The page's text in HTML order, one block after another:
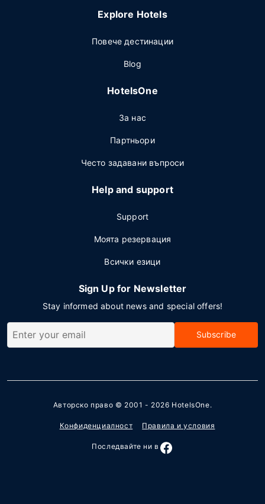
Explore Hotels
Повече дестинации
Blog
HotelsOne
За нас
Партньори
Често задавани въпроси
Help and support
Support
Моята резервация
Всички езици
Sign Up for Newsletter
Stay informed about news and special offers!
Subscribe
Авторско право © 2001 - 2026 HotelsOne.
Конфиденциалност Правила и условия
Последвайте ни в